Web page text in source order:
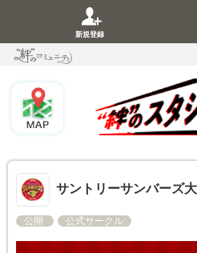
新規登録
サントリーサンバーズ
公開 公式サークル